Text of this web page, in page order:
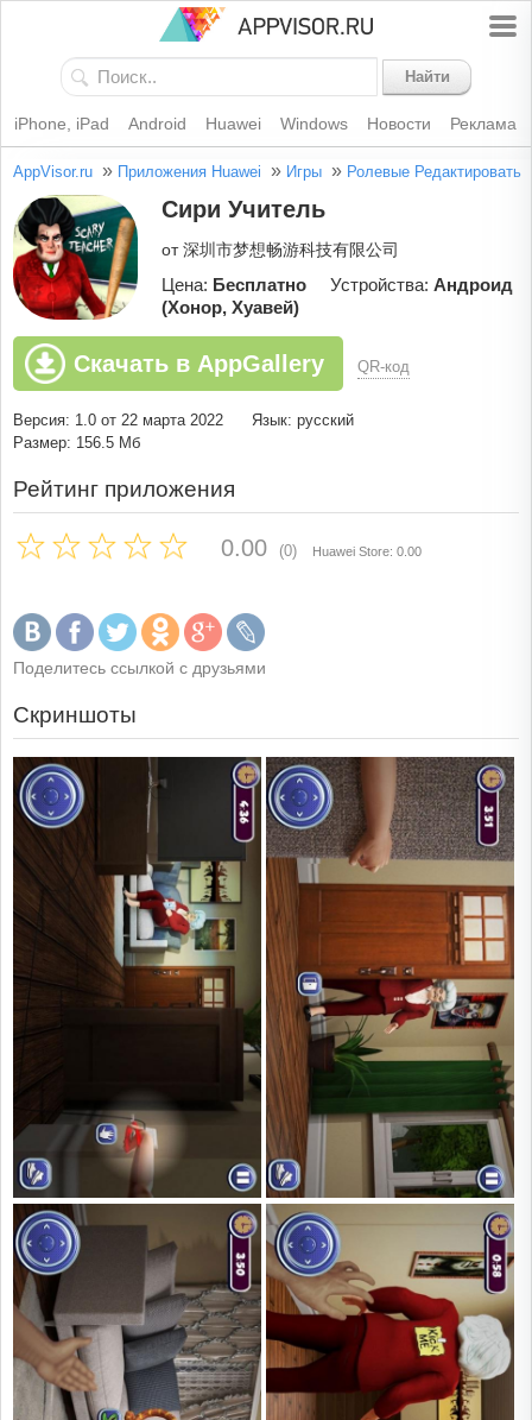
Найти
iPhone, iPad Android Huawei Windows Новости Реклама
AppVisor.ru » Приложения Huawei » Игры » Ролевые Редактировать
Сири Учитель
от 深圳市梦想畅游科技有限公司
Цена: Бесплатно Устройства: Андроид
(Хонор, Хуавей)
Скачать в AppGallery QR-код
Версия: 1.0 от 22 марта 2022
Язык: русский
Размер: 156.5 Мб
Рейтинг приложения
0.00 (0) Huawei Store: 0.00
Поделитесь ссылкой с друзьями
Скриншоты